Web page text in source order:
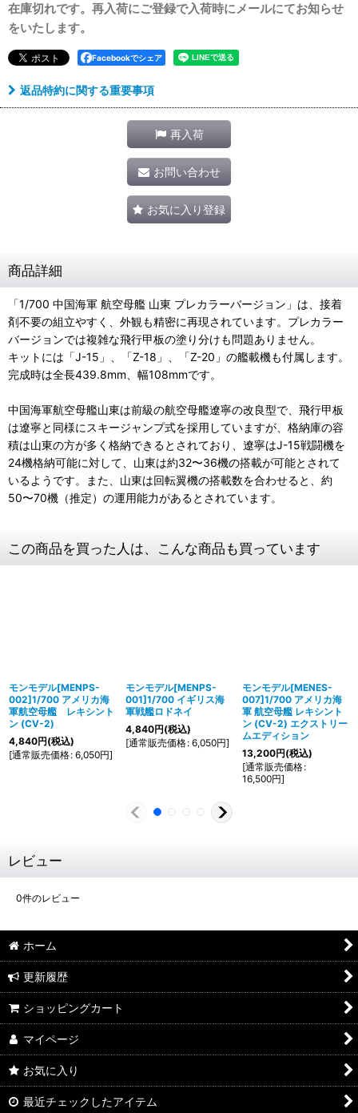
在庫切れです。再入荷にご登録で入荷時にメールにてお知らせ
をいたします。
Facebookでシェア
返品特約に関する重要事項
再入荷
お問い合わせ
お気に入り登録
商品詳細
「1/700 中国海軍 航空母艦 山東 プレカラーバージョン」は、接着
剤不要の組立やすく、外観も精密に再現されています。プレカラー
バージョンでは複雑な飛行甲板の塗り分けも問題ありません。
キットには「J-15」、「Z-18」、「Z-20」の艦載機も付属します。
完成時は全長439.8mm、幅108mmです。
中国海軍航空母艦山東は前級の航空母艦遼寧の改良型で、飛行甲板
は遼寧と同様にスキージャンプ式を採用していますが、格納庫の容
積は山東の方が多く格納できるとされており、遼寧はJ-15戦闘機を
24機格納可能に対して、山東は約32〜36機の搭載が可能とされて
いるようです。また、山東は回転翼機の搭載数を合わせると、約
50〜70機（推定）の運用能力があるとされています。
この商品を買った人は、こんな商品も買っています
モンモデル[MENPS-
002]1/700 アメリカ海
軍航空母艦 レキシント
ン (CV-2)
4,840円(税込)
[通常販売価格: 6,050円]
モンモデル[MENPS-
001]1/700 イギリス海
軍戦艦ロドネイ
4,840円(税込)
[通常販売価格: 6,050円]
モンモデル[MENES-
007]1/700 アメリカ海
軍 航空母艦 レキシント
ン (CV-2) エクストリー
ムエディション
13,200円(税込)
[通常販売価格:
16,500円]
レビュー
0件のレビュー
ホーム
更新履歴
ショッピングカート
マイページ
お気に入り
最近チェックしたアイテム